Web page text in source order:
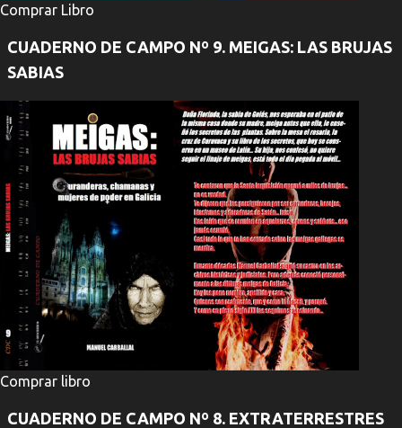
Comprar Libro
CUADERNO DE CAMPO Nº 9. MEIGAS: LAS BRUJAS
SABIAS
Comprar libro
CUADERNO DE CAMPO Nº 8. EXTRATERRESTRES